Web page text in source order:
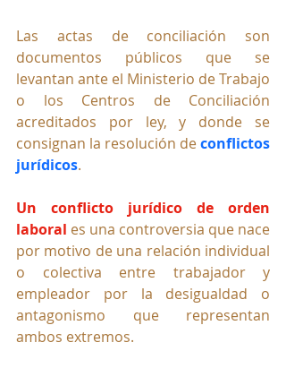
Las actas de conciliación son
documentos públicos que se
levantan ante el Ministerio de Trabajo
o los Centros de Conciliación
acreditados por ley, y donde se
consignan la resolución de conflictos
jurídicos.
Un conflicto jurídico de orden
laboral es una controversia que nace
por motivo de una relación individual
o colectiva entre trabajador y
empleador por la desigualdad o
antagonismo que representan
ambos extremos.